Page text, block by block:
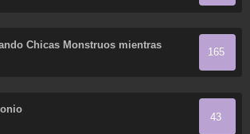
Chicas Monstruos mientras
Meros Monstruos
165
43